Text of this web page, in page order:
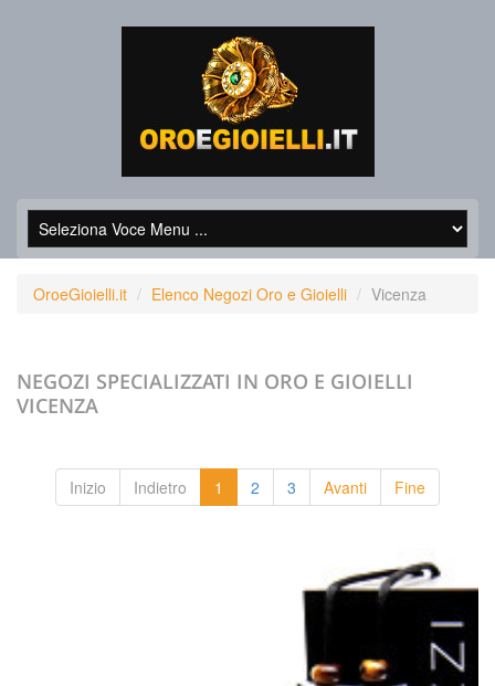
OroeGioielli.it Elenco Negozi Oro e Gioielli Vicenza
NEGOZI SPECIALIZZATI IN ORO E GIOIELLI
VICENZA
Inizio Indietro 1 2 3 Avanti Fine